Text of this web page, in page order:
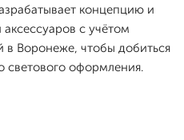
концепцию и
с учётом
в Воронеже, чтобы добиться
светового оформления.